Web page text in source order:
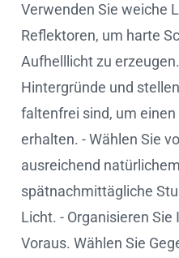
Verwenden Sie weiche
Reflektoren, um harte
Aufhelllicht zu
Hintergründe und
faltenfrei sind, um
erhalten. - Wählen Sie
ausreichend
spätnachmittägliche
Licht. - Organisieren Sie
Voraus. Wählen Sie